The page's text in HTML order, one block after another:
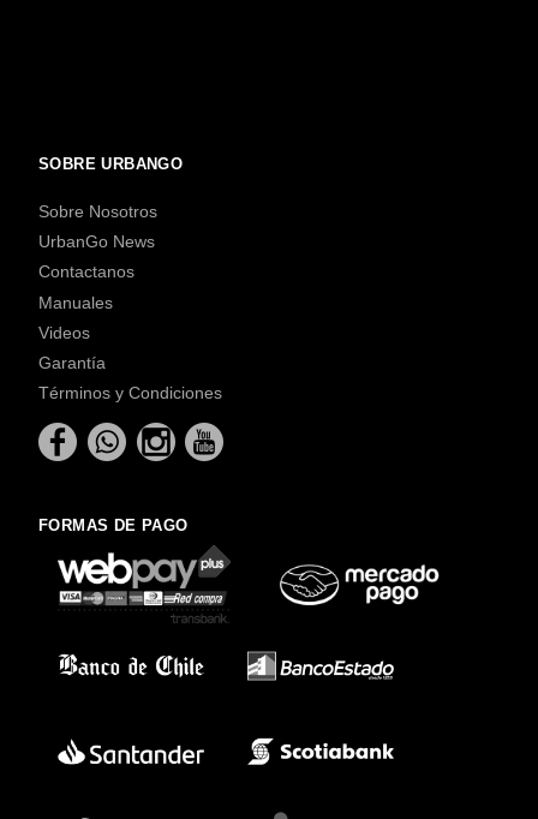
SOBRE URBANGO
Sobre Nosotros
UrbanGo News
Contactanos
Manuales
Videos
Garantía
Términos y Condiciones
FORMAS DE PAGO